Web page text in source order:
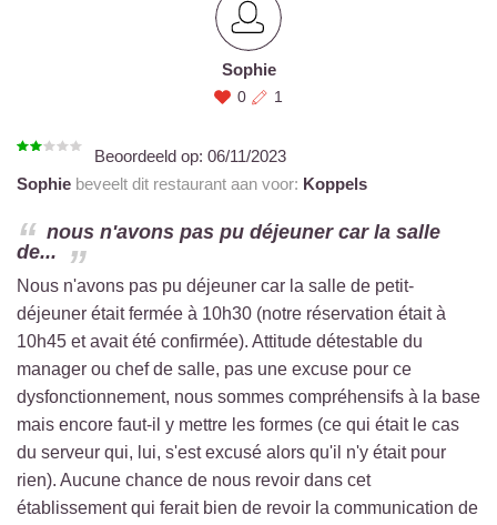
Sophie
0 1
Beoordeeld op: 06/11/2023
Sophie beveelt dit restaurant aan voor: Koppels
nous n'avons pas pu déjeuner car la salle
de...
Nous n'avons pas pu déjeuner car la salle de petit-
déjeuner était fermée à 10h30 (notre réservation était à
10h45 et avait été confirmée). Attitude détestable du
manager ou chef de salle, pas une excuse pour ce
dysfonctionnement, nous sommes compréhensifs à la base
mais encore faut-il y mettre les formes (ce qui était le cas
du serveur qui, lui, s'est excusé alors qu'il n'y était pour
rien). Aucune chance de nous revoir dans cet
établissement qui ferait bien de revoir la communication de